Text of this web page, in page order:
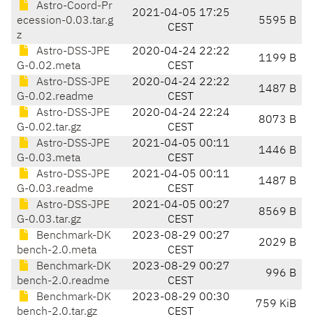
Astro-Coord-Pr
ecession-0.03.tar.g
z
2021-04-05 17:25
CEST
5595 B
Astro-DSS-JPE
G-0.02.meta
2020-04-24 22:22
CEST
1199 B
Astro-DSS-JPE
G-0.02.readme
2020-04-24 22:22
CEST
1487 B
Astro-DSS-JPE
G-0.02.tar.gz
2020-04-24 22:24
CEST
8073 B
Astro-DSS-JPE
G-0.03.meta
2021-04-05 00:11
CEST
1446 B
Astro-DSS-JPE
G-0.03.readme
2021-04-05 00:11
CEST
1487 B
Astro-DSS-JPE
G-0.03.tar.gz
2021-04-05 00:27
CEST
8569 B
Benchmark-DK
bench-2.0.meta
2023-08-29 00:27
CEST
2029 B
Benchmark-DK
bench-2.0.readme
2023-08-29 00:27
CEST
996 B
Benchmark-DK
bench-2.0.tar.gz
2023-08-29 00:30
CEST
759 KiB